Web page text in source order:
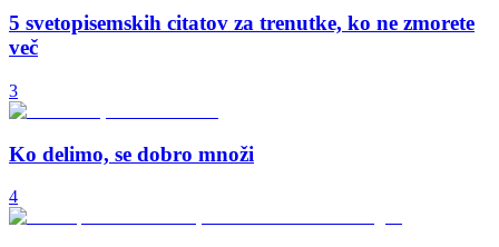
5 svetopisemskih citatov za trenutke, ko ne zmorete
več
3
Ko delimo, se dobro množi
4